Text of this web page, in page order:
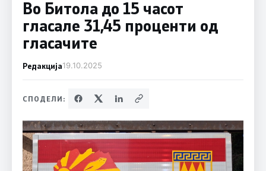
Во Битола до 15 часот
гласале 31,45 проценти од
гласачите
Редакција19.10.2025
СПОДЕЛИ: